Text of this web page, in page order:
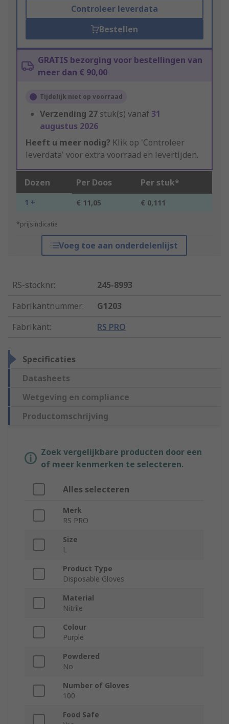
Controleer leverdata
Bestellen
GRATIS bezorging voor bestellingen van
meer dan € 90,00
Tijdelijk niet op voorraad
Verzending 27 stuk(s) vanaf31
augustus 2026
Heeft u meer nodig? Klik op 'Controleer
leverdata' voor extra voorraad en levertijden.
Dozen Per Doos Per stuk*
1 + € 11,05 € 0,111
*prijsindicatie
Voeg toe aan onderdelenlijst
RS-stocknr.:
245-8993
Fabrikantnummer:
G1203
Fabrikant: RS PRO
Specificaties
Datasheets
Wetgeving en compliance
Productomschrijving
Zoek vergelijkbare producten door een
of meer kenmerken te selecteren.
Alles selecteren
Merk
RS PRO
Size
L
Product Type
Disposable Gloves
Material
Nitrile
Colour
Purple
Powdered
No
Number of Gloves
100
Food Safe